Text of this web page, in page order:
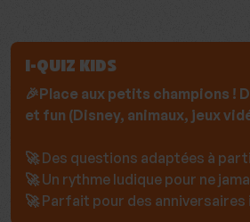
I-QUIZ KIDS
🎉Place aux petits champions !
et fun (Disney, animaux, jeux
🚀Des questions adaptées à
🚀Un rythme ludique pour ne
🚀Parfait pour des anniversaires